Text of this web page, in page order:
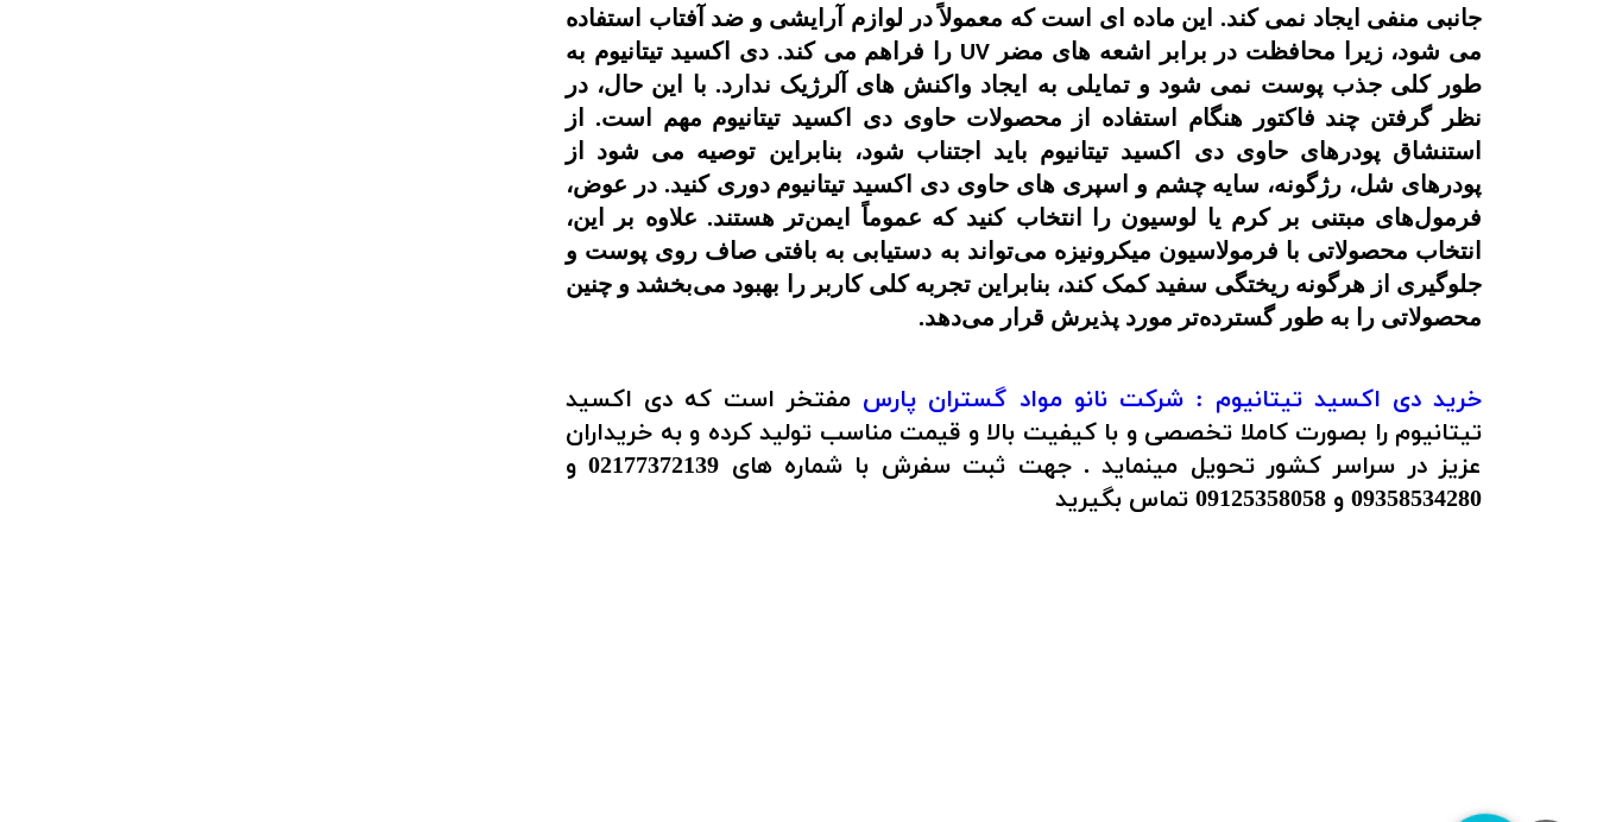
جانبی منفی ایجاد نمی کند. این ماده ای است که معمولاً در لوازم آرایشی و ضد آفتاب استفاده
می شود، زیرا محافظت در برابر اشعه های مضرUV را فراهم می کند. دی اکسید تیتانیوم به
طور کلی جذب پوست نمی شود و تمایلی به ایجاد واکنش های آلرژیک ندارد. با این حال، در
نظر گرفتن چند فاکتور هنگام استفاده از محصولات حاوی دی اکسید تیتانیوم مهم است. از
استنشاق پودرهای حاوی دی اکسید تیتانیوم باید اجتناب شود، بنابراین توصیه می شود از
پودرهای شل، رژگونه، سایه چشم و اسپری های حاوی دی اکسید تیتانیوم دوری کنید. در عوض،
فرمول‌های مبتنی بر کرم یا لوسیون را انتخاب کنید که عموماً ایمن‌تر هستند. علاوه بر این،
انتخاب محصولاتی با فرمولاسیون میکرونیزه می‌تواند به دستیابی به بافتی صاف روی پوست و
جلوگیری از هرگونه ریختگی سفید کمک کند، بنابراین تجربه کلی کاربر را بهبود می‌بخشد و چنین
محصولاتی را به طور گسترده‌تر مورد پذیرش قرار می‌دهد.
خرید دی اکسید تیتانیوم :شرکت نانو مواد گستران پارس مفتخر است که دی اکسید
تیتانیوم را بصورت کاملا تخصصی و با کیفیت بالا و قیمت مناسب تولید کرده و به خریداران
عزیز در سراسر کشور تحویل مینماید . جهت ثبت سفرش با شماره های 02177372139 و
09358534280 و 09125358058 تماس بگیرید